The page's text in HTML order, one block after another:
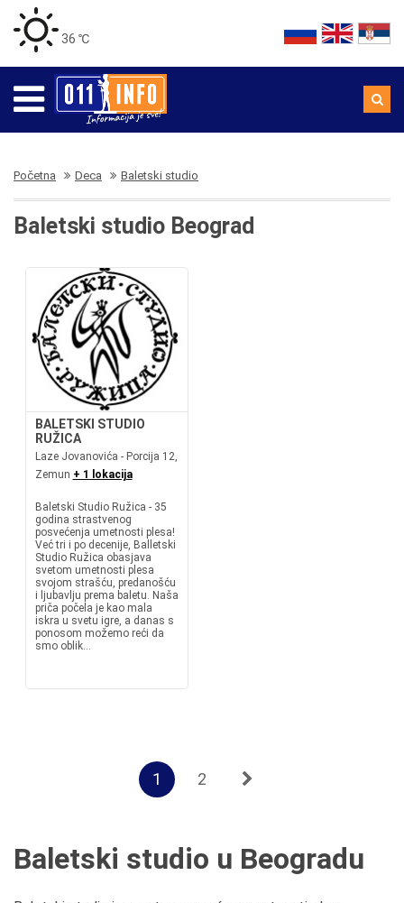
36 ℃
Početna Deca Baletski studio
Baletski studio Beograd
BALETSKI STUDIO
RUŽICA
Laze Jovanovića - Porcija 12,
Zemun + 1 lokacija
Baletski Studio Ružica - 35
godina strastvenog
posvećenja umetnosti plesa!
Već tri i po decenije, Balletski
Studio Ružica obasjava
svetom umetnosti plesa
svojom strašću, predanošću
i ljubavlju prema baletu. Naša
priča počela je kao mala
iskra u svetu igre, a danas s
ponosom možemo reći da
smo oblik...
1 2
Baletski studio u Beogradu